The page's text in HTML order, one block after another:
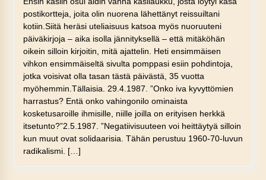
postikortteja, joita olin nuorena lähettänyt reissuiltani
kotiin.Siitä heräsi uteliaisuus katsoa myös nuoruuteni
päiväkirjoja – aika isolla jännityksellä – että mitäköhän
oikein silloin kirjoitin, mitä ajattelin. Heti ensimmäisen
vihkon ensimmäiseltä sivulta pomppasi esiin pohdintoja,
jotka voisivat olla tasan tästä päivästä, 35 vuotta
myöhemmin.Tällaisia. 29.4.1987. ”Onko iva kyvyttömien
harrastus? Entä onko vahingonilo ominaista
kosketusaroille ihmisille, niille joilla on erityisen herkkä
itsetunto?”2.5.1987. ”Negatiivisuuteen voi heittäytyä silloin
kun muut ovat solidaarisia. Tähän perustuu 1960-70-luvun
radikalismi. […]